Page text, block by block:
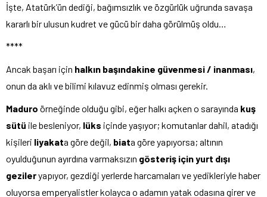
İşte, Atatürk’ün dediği, bağımsızlık ve özgürlük uğrunda savaşa
kararlı bir ulusun kudret ve gücü bir daha görülmüş oldu…
****
Ancak başarı için halkın başındakine güvenmesi / inanması,
onun da aklı ve bilimi kılavuz edinmiş olması gerekir.
Maduro örneğinde olduğu gibi, eğer halkı açken o sarayında kuş
sütü ile besleniyor, lüks içinde yaşıyor; komutanlar dahil, atadığı
kişileri liyakata göre değil, biata göre yapıyorsa; altının
oyulduğunun ayırdına varmaksızın gösteriş için yurt dışı
gezileryapıyor, gezdiği yerlerde harcamaları ve yedikleriyle haber
oluyorsa emperyalistler kolayca o adamın yatak odasına girer ve